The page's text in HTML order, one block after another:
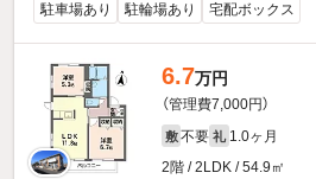
駐車場あり 駐輪場あり 宅配ボックス
6.7万円
（管理費7,000円）
敷 不要 礼 1.0ヶ月
2階 / 2LDK / 54.9㎡